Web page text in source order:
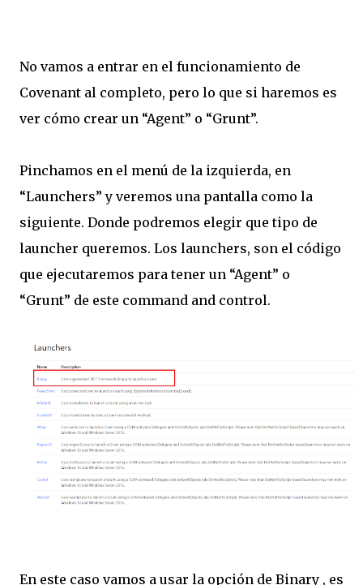
No vamos a entrar en el funcionamiento de
Covenant al completo, pero lo que si haremos es
ver cómo crear un “Agent” o “Grunt”.
Pinchamos en el menú de la izquierda, en
“Launchers” y veremos una pantalla como la
siguiente. Donde podremos elegir que tipo de
launcher queremos. Los launchers, son el código
que ejecutaremos para tener un “Agent” o
“Grunt” de este command and control.
En este caso vamos a usar la opción de Binary , es